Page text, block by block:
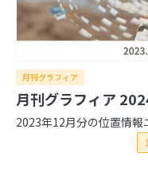
月刊グラフィア
月刊グラフィア
2023年12月分の位置情報